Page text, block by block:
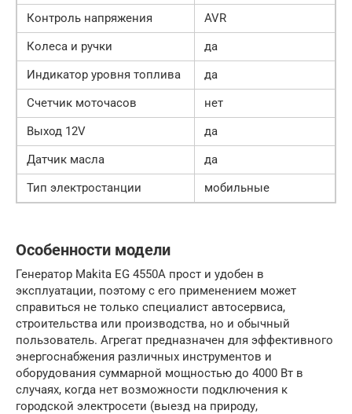
Контроль напряжения
AVR
Колеса и ручки
да
Индикатор уровня топлива
да
Счетчик моточасов
нет
Выход 12V
да
Датчик масла
да
Тип электростанции
мобильные
Особенности модели
Генератор Makita EG 4550A прост и удобен в
эксплуатации, поэтому с его применением может
справиться не только специалист автосервиса,
строительства или производства, но и обычный
пользователь. Агрегат предназначен для эффективного
энергоснабжения различных инструментов и
оборудования суммарной мощностью до 4000 Вт в
случаях, когда нет возможности подключения к
городской электросети (выезд на природу,